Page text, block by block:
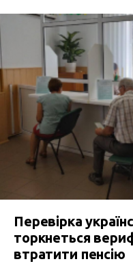
Перевірка
торкнеться
втратити пенсію